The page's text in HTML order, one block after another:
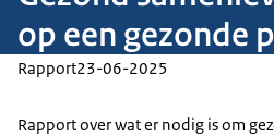
op een gezonde
Rapport23-06-2025
Rapport over wat er nodig is om